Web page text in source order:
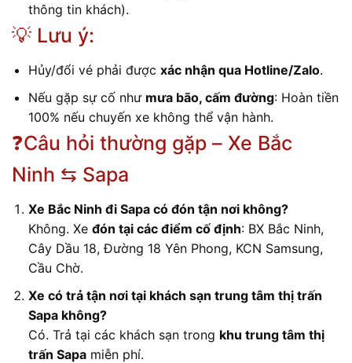
thông tin khách).
💡 Lưu ý:
Hủy/đổi vé phải được xác nhận qua Hotline/Zalo.
Nếu gặp sự cố như mưa bão, cấm đường: Hoàn tiền
100% nếu chuyến xe không thể vận hành.
❓Câu hỏi thường gặp – Xe Bắc
Ninh ⇆ Sapa
Xe Bắc Ninh đi Sapa có đón tận nơi không?
Không. Xe đón tại các điểm cố định: BX Bắc Ninh,
Cây Dầu 18, Đường 18 Yên Phong, KCN Samsung,
Cầu Chờ.
Xe có trả tận nơi tại khách sạn trung tâm thị trấn
Sapa không?
Có. Trả tại các khách sạn trong khu trung tâm thị
trấn Sapamiễn phí.